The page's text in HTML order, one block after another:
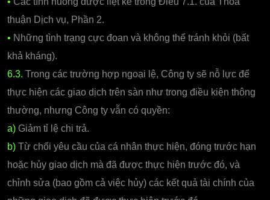
thuận Dịch vụ, Phần 2.
• Những tình trạng cực đoan và không thể tránh khỏi (bất
khả kháng).
6.3. Trong các trường hợp ngoại lệ, Công ty sẽ nỗ lực để
thực hiện các giao dịch trên sàn như trong điều kiện thông
thường, nhưng Công ty vẫn có quyền:
a) Giảm tỉ lệ chi trả.
b) Từ chối yêu cầu của cá nhân thực hiện, đóng trước hạn
hoặc hủy giao dịch mà đã được thực hiện trước đó, và
chỉnh sửa (bao gồm cả việc hủy) các kết quả tài chính của